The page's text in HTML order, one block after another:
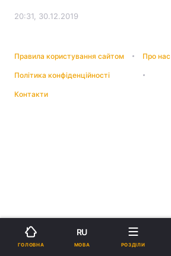
20:31, 30.12.2019
Правила користування сайтом Про нас
Політика конфіденційності
Контакти
ГОЛОВНА
RU
МОВА РОЗДІЛИ